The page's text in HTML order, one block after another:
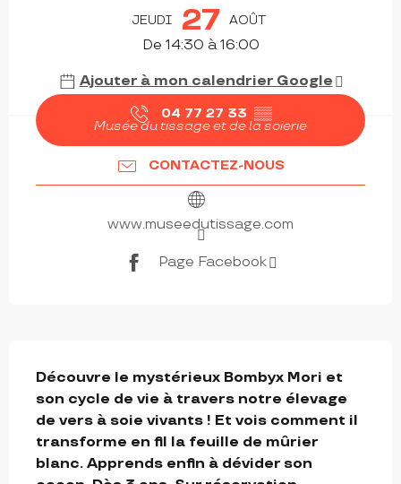
JEUDI 27 AOÛT
De 14:30 à 16:00
Ajouter à mon calendrier Google
04 77 27 33 ▒▒
Musée du tissage et de la soierie
CONTACTEZ-NOUS
www.museedutissage.com
Page Facebook
Découvre le mystérieux Bombyx Mori et
son cycle de vie à travers notre élevage
de vers à soie vivants ! Et vois comment il
transforme en fil la feuille de mûrier
blanc. Apprends enfin à dévider son